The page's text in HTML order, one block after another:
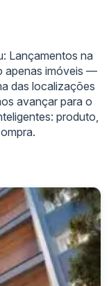
Lançamentos na
apenas imóveis —
das localizações
avançar para o
produto,